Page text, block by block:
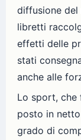
diffusione del
libretti
effetti delle
stati
anche alle
Lo sport, che
posto in
grado di